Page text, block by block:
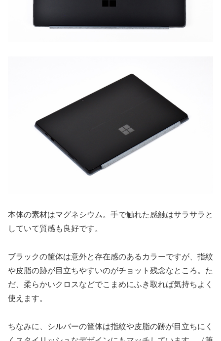
本体の素材はマグネシウム。手で触れた感触はサラサラと
していて質感も良好です。
ブラックの筐体は意外と存在感のあるカラーですが、指紋
や皮脂の跡が目立ちやすいのがチョット残念なところ。た
だ、柔らかいクロスなどでこまめにふき取れば気持ちよく
使えます。
ちなみに、シルバーの筐体は指紋や皮脂の跡が目立ちにく